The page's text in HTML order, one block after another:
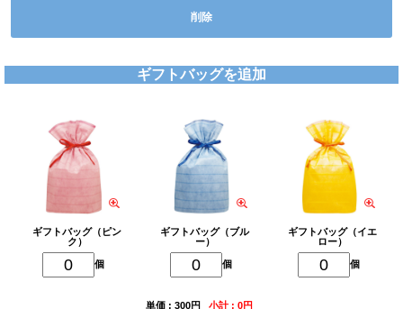
削除
ギフトバッグを追加
ギフトバッグ（ピン
ク）
個
ギフトバッグ（ブル
ー）
個
ギフトバッグ（イエ
ロー）
個
単価 : 300円 小計 : 0円